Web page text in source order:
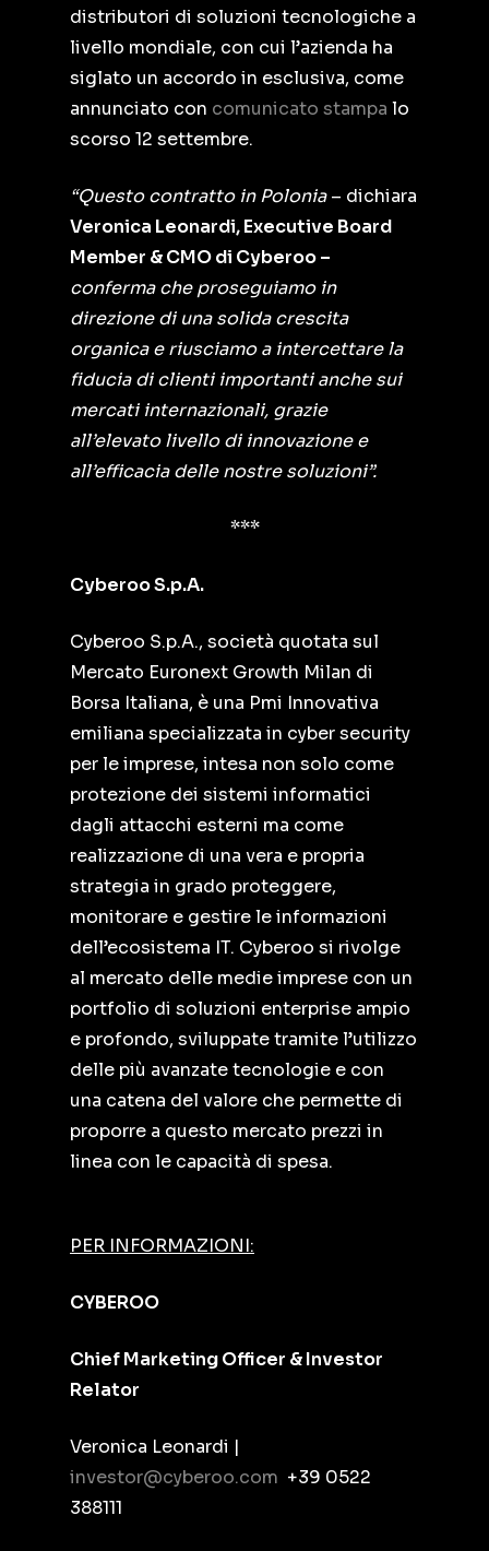
distributori di soluzioni tecnologiche a
livello mondiale, con cui l’azienda ha
siglato un accordo in esclusiva, come
annunciato con comunicato stampa lo
scorso 12 settembre.
“Questo contratto in Polonia– dichiara
Veronica Leonardi, Executive Board
Member & CMO di Cyberoo –
conferma che proseguiamo in
direzione di una solida crescita
organica e riusciamo a intercettare la
fiducia di clienti importanti anche sui
mercati internazionali, grazie
all’elevato livello di innovazione e
all’efficacia delle nostre soluzioni”.
***
Cyberoo S.p.A.
Cyberoo S.p.A., società quotata sul
Mercato Euronext Growth Milan di
Borsa Italiana, è una Pmi Innovativa
emiliana specializzata in cyber security
per le imprese, intesa non solo come
protezione dei sistemi informatici
dagli attacchi esterni ma come
realizzazione di una vera e propria
strategia in grado proteggere,
monitorare e gestire le informazioni
dell’ecosistema IT. Cyberoo si rivolge
al mercato delle medie imprese con un
portfolio di soluzioni enterprise ampio
e profondo, sviluppate tramite l’utilizzo
delle più avanzate tecnologie e con
una catena del valore che permette di
proporre a questo mercato prezzi in
linea con le capacità di spesa.
PER INFORMAZIONI:
CYBEROO
Chief Marketing Officer & Investor
Relator
Veronica Leonardi |
investor@cyberoo.com +39 0522
388111